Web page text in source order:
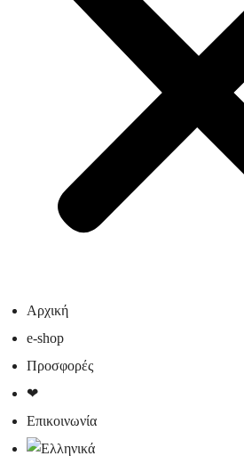
Αρχική
e-shop
Προσφορές
❤
Επικοινωνία